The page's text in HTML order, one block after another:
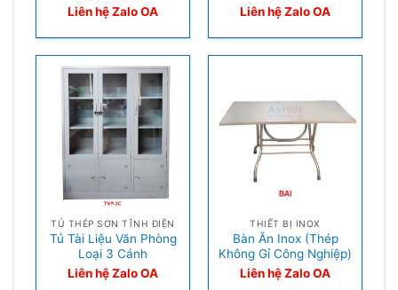
Liên hệ Zalo OA
Liên hệ Zalo OA
TỦ THÉP SƠN TĨNH ĐIỆN
Tủ Tài Liệu Văn Phòng
Loại 3 Cánh
Liên hệ Zalo OA
THIẾT BỊ INOX
Bàn Ăn Inox (Thép
Không Gỉ Công Nghiệp)
Liên hệ Zalo OA